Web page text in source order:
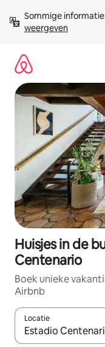
direct
naar
Sommige
weergeven
Huisjes in de
Centenario
Boek unieke
Airbnb
Locatie
Wanneer er